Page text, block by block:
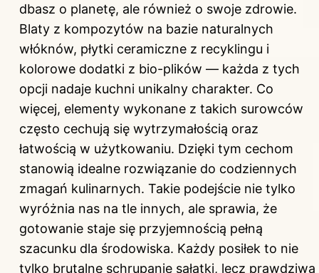
dbasz o planetę, ale również o swoje zdrowie.
Blaty z kompozytów na bazie naturalnych
włóknów, płytki ceramiczne z recyklingu i
kolorowe dodatki z bio-plików — każda z tych
opcji nadaje kuchni unikalny charakter. Co
więcej, elementy wykonane z takich surowców
często cechują się wytrzymałością oraz
łatwością w użytkowaniu. Dzięki tym cechom
stanowią idealne rozwiązanie do codziennych
zmagań kulinarnych. Takie podejście nie tylko
wyróżnia nas na tle innych, ale sprawia, że
gotowanie staje się przyjemnością pełną
szacunku dla środowiska. Każdy posiłek to nie
tylko brutalne schrupanie sałatki, lecz prawdziwa